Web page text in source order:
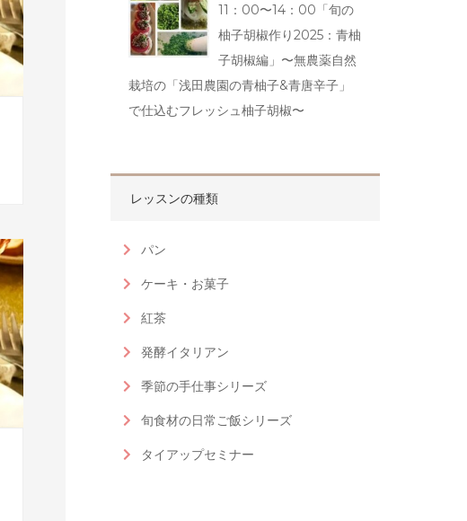
11：00〜14：00「旬の
柚子胡椒作り2025：青柚
子胡椒編」〜無農薬自然
栽培の「浅田農園の青柚子&青唐辛子」
で仕込むフレッシュ柚子胡椒〜
レッスンの種類
パン
ケーキ・お菓子
紅茶
発酵イタリアン
季節の手仕事シリーズ
旬食材の日常ご飯シリーズ
タイアップセミナー